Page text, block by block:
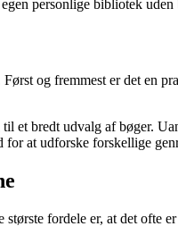
personlige bibliotek
og fremmest er det en
et bredt udvalg af bøger.
at udforske forskellige
fordele er, at det ofte